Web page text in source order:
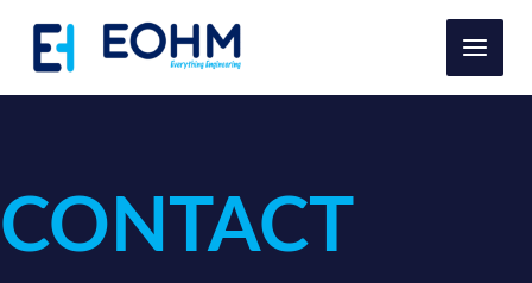
contenido
CONTACT